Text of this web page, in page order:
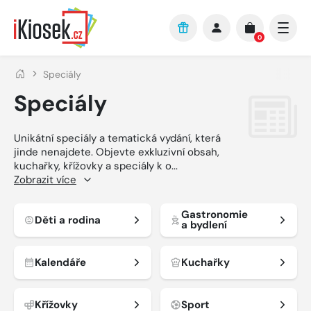
Přejít na hlavní obsah
0
Speciály
Speciály
Unikátní speciály a tematická vydání, která
jinde nenajdete. Objevte exkluzivní obsah,
kuchařky, křížovky a speciály k o...
Zobrazit více
Děti a rodina Gastronomie
a bydlení
Kalendáře Kuchařky
Křížovky Sport